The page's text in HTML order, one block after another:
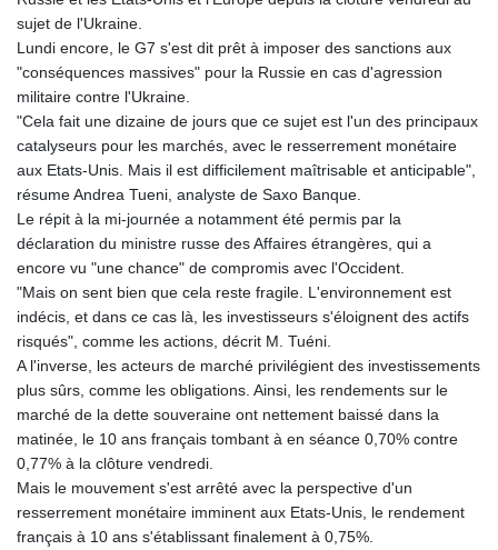
HKD 7.84455
HNL 26.796086
HTG 130.718954
HUF 315.163504
IDR 17899
IMP 0.742819
INR 95.242097
IQD
1309.701703
IRR
ISK 123.030031
JEP 0.742819
JMD 158.474679
JOD 0.708997
KES 129.350358
KGS 87.450213
sujet de l'Ukraine.
Lundi encore, le G7 s'est dit prêt à imposer des sanctions aux
"conséquences massives" pour la Russie en cas d'agression
militaire contre l'Ukraine.
"Cela fait une dizaine de jours que ce sujet est l'un des principaux
catalyseurs pour les marchés, avec le resserrement monétaire
aux Etats-Unis. Mais il est difficilement maîtrisable et anticipable",
résume Andrea Tueni, analyste de Saxo Banque.
Le répit à la mi-journée a notamment été permis par la
déclaration du ministre russe des Affaires étrangères, qui a
encore vu "une chance" de compromis avec l'Occident.
"Mais on sent bien que cela reste fragile. L'environnement est
indécis, et dans ce cas là, les investisseurs s'éloignent des actifs
risqués", comme les actions, décrit M. Tuéni.
A l'inverse, les acteurs de marché privilégient des investissements
plus sûrs, comme les obligations. Ainsi, les rendements sur le
marché de la dette souveraine ont nettement baissé dans la
matinée, le 10 ans français tombant à en séance 0,70% contre
0,77% à la clôture vendredi.
Mais le mouvement s'est arrêté avec la perspective d'un
resserrement monétaire imminent aux Etats-Unis, le rendement
français à 10 ans s'établissant finalement à 0,75%.